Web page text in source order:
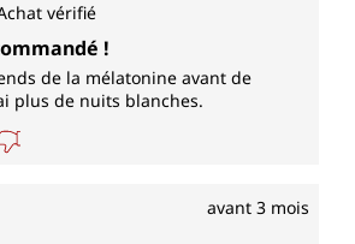
5 sur 5 étoiles
vérifié
!
de la mélatonine avant de
plus de nuits blanches.
avant 3 mois